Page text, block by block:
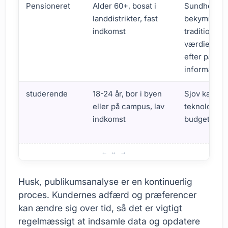
Pensioneret
Alder 60+, bosat i
landdistrikter, fast
indkomst
bekymrer
traditionelle
værdier,
efter
information
studerende
18-24 år, bor i byen
eller på campus, lav
indkomst
Sjov kærlig,
Husk, publikumsanalyse er en kontinuerlig
proces. Kundernes adfærd og præferencer
kan ændre sig over tid, så det er vigtigt
regelmæssigt at indsamle data og opdatere